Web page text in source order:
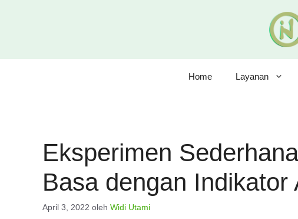
Home Layanan
Eksperimen
Basa dengan Indikator
April 3, 2022 oleh Widi Utami